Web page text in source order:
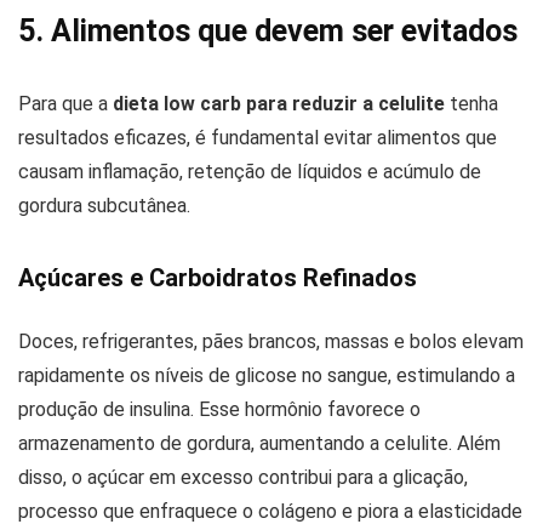
5. Alimentos que devem ser evitados
Para que a dieta low carb para reduzir a celulite tenha
resultados eficazes, é fundamental evitar alimentos que
causam inflamação, retenção de líquidos e acúmulo de
gordura subcutânea.
Açúcares e Carboidratos Refinados
Doces, refrigerantes, pães brancos, massas e bolos elevam
rapidamente os níveis de glicose no sangue, estimulando a
produção de insulina. Esse hormônio favorece o
armazenamento de gordura, aumentando a celulite. Além
disso, o açúcar em excesso contribui para a glicação,
processo que enfraquece o colágeno e piora a elasticidade